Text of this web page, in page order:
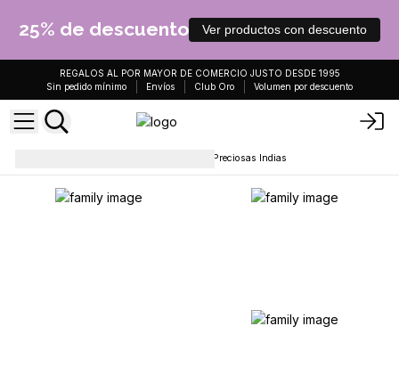
25% de descuento Ver productos con descuento
REGALOS AL POR MAYOR DE COMERCIO JUSTO DESDE 1995
Sin pedido mínimo
Envíos Club Oro Volumen por descuento
Collares de Piedras Preciosas Indias